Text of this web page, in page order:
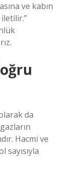
ve kabın
da
Hacmi ve
sayısıyla